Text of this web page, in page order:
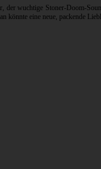
der wuchtige Stoner-Doom-
könnte eine neue, packende